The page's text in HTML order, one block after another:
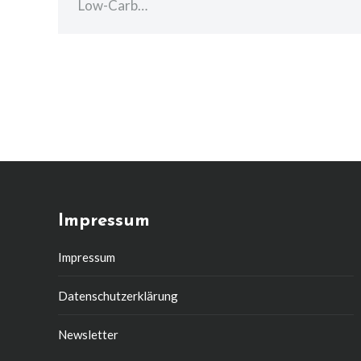
Low-Carb…
Impressum
Impressum
Datenschutzerklärung
Newsletter